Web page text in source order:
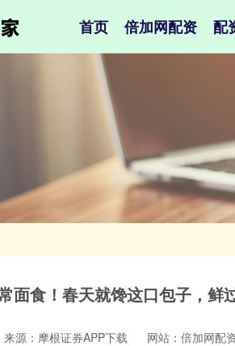
首页 倍加网配资 配
面食！春天就馋这口包子，鲜
来源：摩根证券APP下载 网站：倍加网配